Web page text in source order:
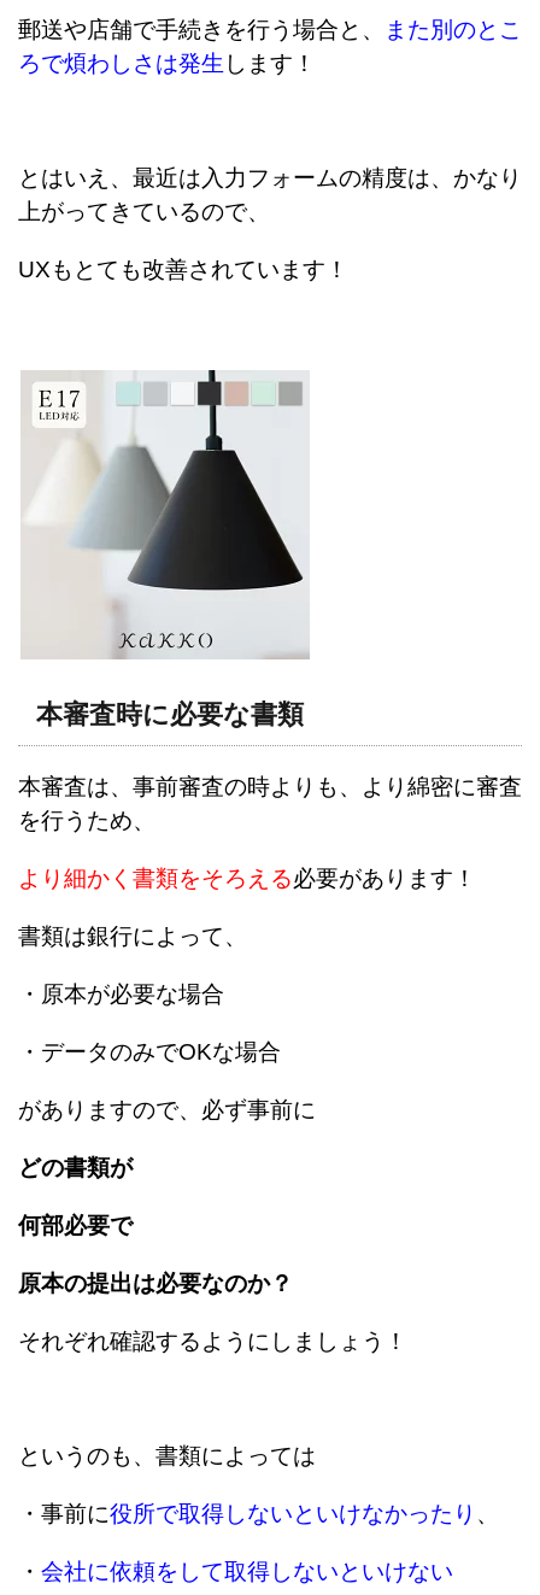
郵送や店舗で手続きを行う場合と、
また別のとこ
ろで煩わしさは発生 します！
とはいえ、最近は入力フォームの精度は、かなり
上がってきているので、
UXもとても改善されています！
本審査時に必要な書類
本審査は、事前審査の時よりも、より綿密に審査
を行うため、
より細かく書類をそろえる必要があります！
書類は銀行によって、
・原本が必要な場合
・データのみでOKな場合
がありますので、必ず事前に
どの書類が
何部必要で
原本の提出は必要なのか？
それぞれ確認するようにしましょう！
というのも、書類によっては
・事前に役所で取得しないといけなかったり 、
・ 会社に依頼をして取得しないといけない